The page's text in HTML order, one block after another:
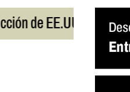
EE.UU en Neuquén |